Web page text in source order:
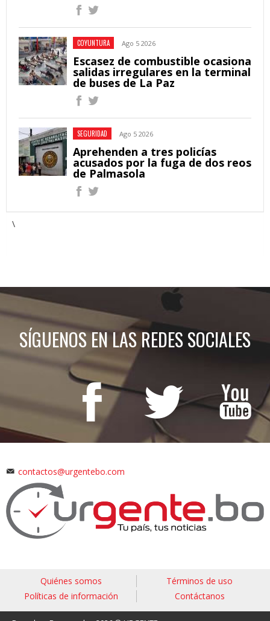
COYUNTURA Ago 5 2026
Escasez de combustible ocasiona
salidas irregulares en la terminal
de buses de La Paz
SEGURIDAD Ago 5 2026
Aprehenden a tres policías
acusados por la fuga de dos reos
de Palmasola
\
SÍGUENOS EN LAS REDES SOCIALES
contactos@urgentebo.com
Quiénes somos
Términos de uso
Políticas de información
Contáctanos